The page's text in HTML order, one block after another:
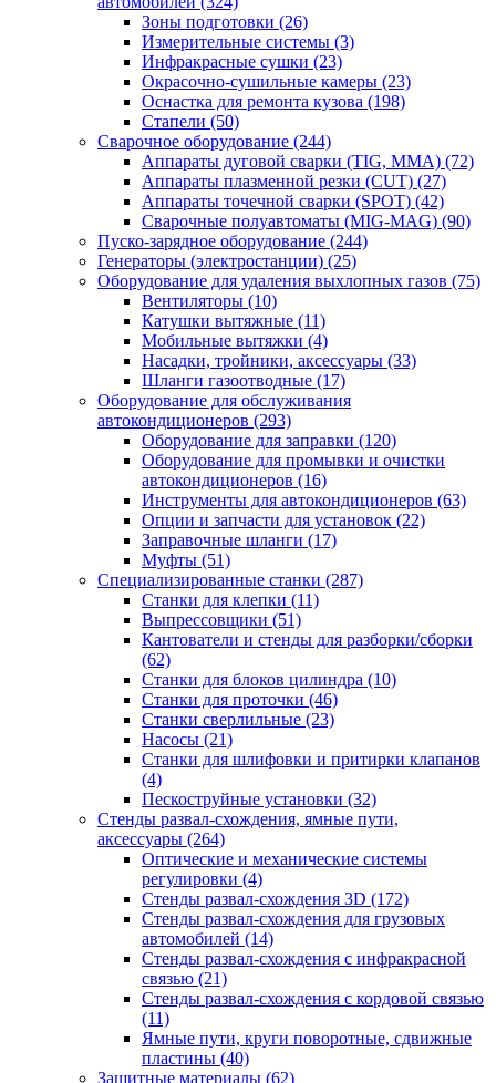
Зоны подготовки (26)
Измерительные системы (3)
Инфракрасные сушки (23)
Окрасочно-сушильные камеры (23)
Оснастка для ремонта кузова (198)
Стапели (50)
Сварочное оборудование (244)
Аппараты дуговой сварки (TIG, MMA) (72)
Аппараты плазменной резки (CUT) (27)
Аппараты точечной сварки (SPOT) (42)
Сварочные полуавтоматы (MIG-MAG) (90)
Пуско-зарядное оборудование (244)
Генераторы (электростанции) (25)
Оборудование для удаления выхлопных газов (75)
Вентиляторы (10)
Катушки вытяжные (11)
Мобильные вытяжки (4)
Насадки, тройники, аксессуары (33)
Шланги газоотводные (17)
Оборудование для обслуживания
автокондиционеров (293)
Оборудование для заправки (120)
Оборудование для промывки и очистки
автокондиционеров (16)
Инструменты для автокондиционеров (63)
Опции и запчасти для установок (22)
Заправочные шланги (17)
Муфты (51)
Специализированные станки (287)
Станки для клепки (11)
Выпрессовщики (51)
Кантователи и стенды для разборки/сборки
(62)
Станки для блоков цилиндра (10)
Станки для проточки (46)
Станки сверлильные (23)
Насосы (21)
Станки для шлифовки и притирки клапанов
(4)
Пескоструйные установки (32)
Стенды развал-схождения, ямные пути,
аксессуары (264)
Оптические и механические системы
регулировки (4)
Стенды развал-схождения 3D (172)
Стенды развал-схождения для грузовых
автомобилей (14)
Стенды развал-схождения с инфракрасной
связью (21)
Стенды развал-схождения с кордовой связью
(11)
Ямные пути, круги поворотные, сдвижные
пластины (40)
Защитные материалы (62)